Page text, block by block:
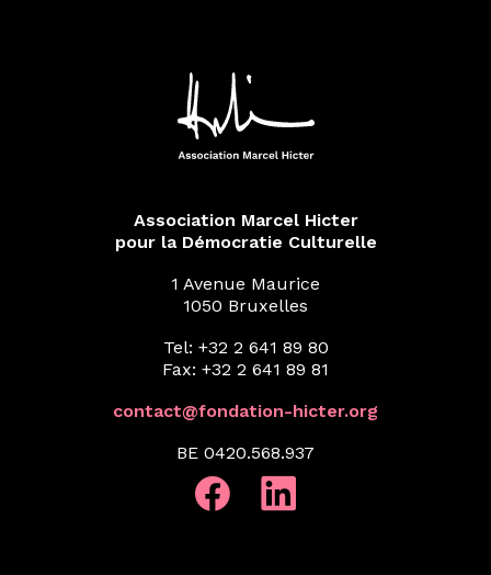
Association Marcel Hicter
pour la Démocratie Culturelle
1 Avenue Maurice
1050 Bruxelles
Tel: +32 2 641 89 80
Fax: +32 2 641 89 81
contact@fondation-hicter.org
BE 0420.568.937